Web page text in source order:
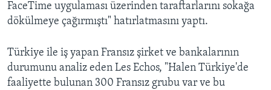
FaceTime uygulaması üzerinden taraftarlarını sokağa
dökülmeye çağırmıştı" hatırlatmasını yaptı.
Türkiye ile iş yapan Fransız şirket ve bankalarının
durumunu analiz eden Les Echos, "Halen Türkiye'de
faaliyette bulunan 300 Fransız grubu var ve bu